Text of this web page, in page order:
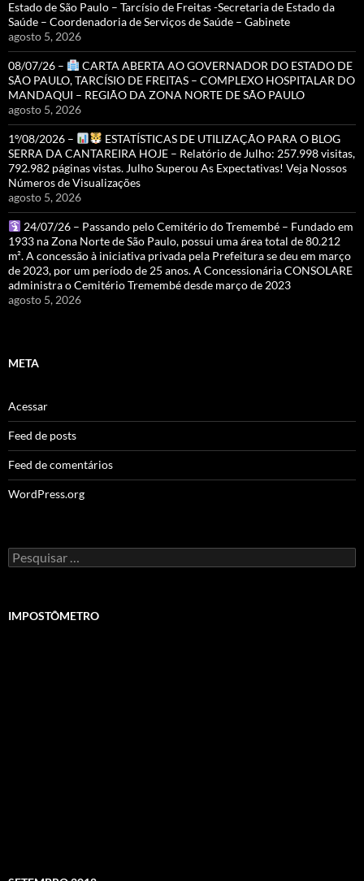
Estado de São Paulo – Tarcísio de Freitas -Secretaria de Estado da
Saúde – Coordenadoria de Serviços de Saúde – Gabinete
agosto 5, 2026
08/07/26 –
CARTA ABERTA AO GOVERNADOR DO ESTADO DE
SÃO PAULO, TARCÍSIO DE FREITAS – COMPLEXO HOSPITALAR DO
MANDAQUI – REGIÃO DA ZONA NORTE DE SÃO PAULO
agosto 5, 2026
1º/08/2026 –
ESTATÍSTICAS DE UTILIZAÇÃO PARA O BLOG
SERRA DA CANTAREIRA HOJE – Relatório de Julho: 257.998 visitas,
792.982 páginas vistas. Julho Superou As Expectativas! Veja Nossos
Números de Visualizações
agosto 5, 2026
24/07/26 – Passando pelo Cemitério do Tremembé – Fundado em
1933 na Zona Norte de São Paulo, possui uma área total de 80.212
m². A concessão à iniciativa privada pela Prefeitura se deu em março
de 2023, por um período de 25 anos. A Concessionária CONSOLARE
administra o Cemitério Tremembé desde março de 2023
agosto 5, 2026
META
Acessar
Feed de posts
Feed de comentários
WordPress.org
Pesquisar
por:
IMPOSTÔMETRO